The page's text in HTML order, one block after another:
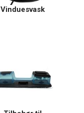
Vinduesvask